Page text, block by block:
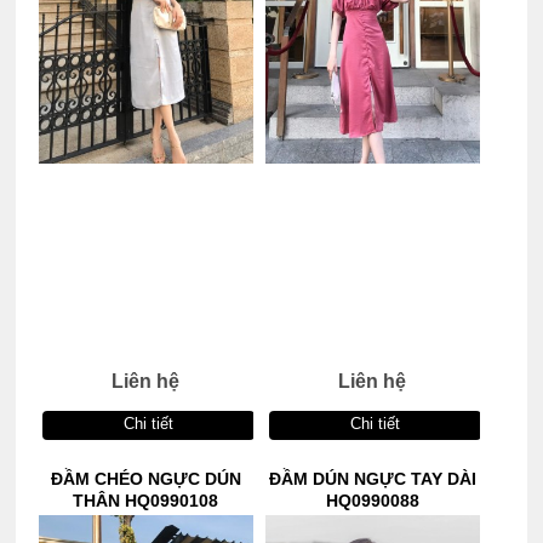
Liên hệ
Chi tiết
Liên hệ
Chi tiết
ĐẦM CHÉO NGỰC DÚN
THÂN HQ0990108
ĐẦM DÚN NGỰC TAY DÀI
HQ0990088